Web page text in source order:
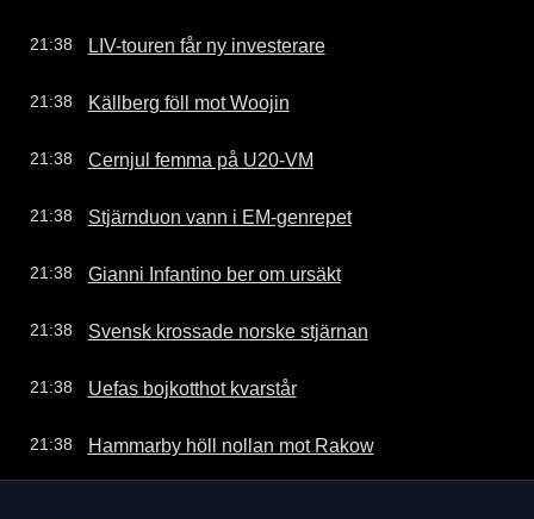
21:38 LIV-touren får ny investerare
21:38 Källberg föll mot Woojin
21:38 Cernjul femma på U20-VM
21:38 Stjärnduon vann i EM-genrepet
21:38 Gianni Infantino ber om ursäkt
21:38 Svensk krossade norske stjärnan
21:38 Uefas bojkotthot kvarstår
21:38 Hammarby höll nollan mot Rakow